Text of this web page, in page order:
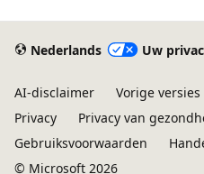
Nederlands Uw
AI-disclaimer Vorige versies
Privacy
Privacy van
Gebruiksvoorwaarden
© Microsoft 2026